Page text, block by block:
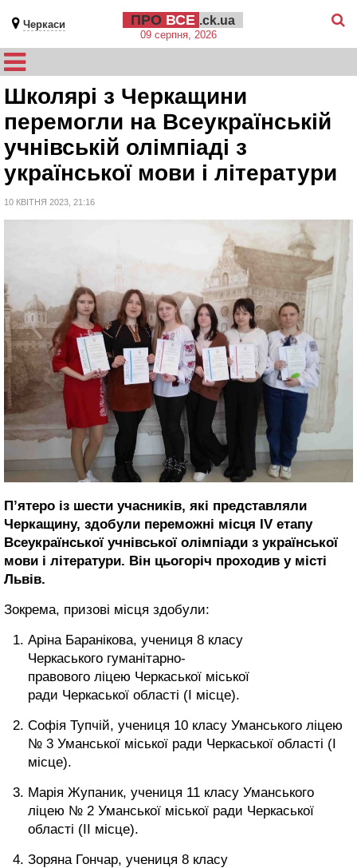
Черкаси ПРО ВСЕ .ck.ua
09 серпня, 2026
Школярі з Черкащини
перемогли на Всеукраїнській
учнівській олімпіаді з
української мови і літератури
10 КВІТНЯ 2023, 21:16
П’ятеро із шести учасників, які представляли
Черкащину, здобули переможні місця ІV етапу
Всеукраїнської учнівської олімпіади з української
мови і літератури. Він цьогоріч проходив у місті
Львів.
Зокрема, призові місця здобули:
Аріна Баранікова, учениця 8 класу
Черкаського гуманітарно-
правового ліцею Черкаської міської
ради Черкаської області (І місце).
Софія Тупчій, учениця 10 класу Уманського ліцею
№ 3 Уманської міської ради Черкаської області (І
місце).
Марія Жупаник, учениця 11 класу Уманського
ліцею № 2 Уманської міської ради Черкаської
області (ІІ місце).
Зоряна Гончар, учениця 8 класу